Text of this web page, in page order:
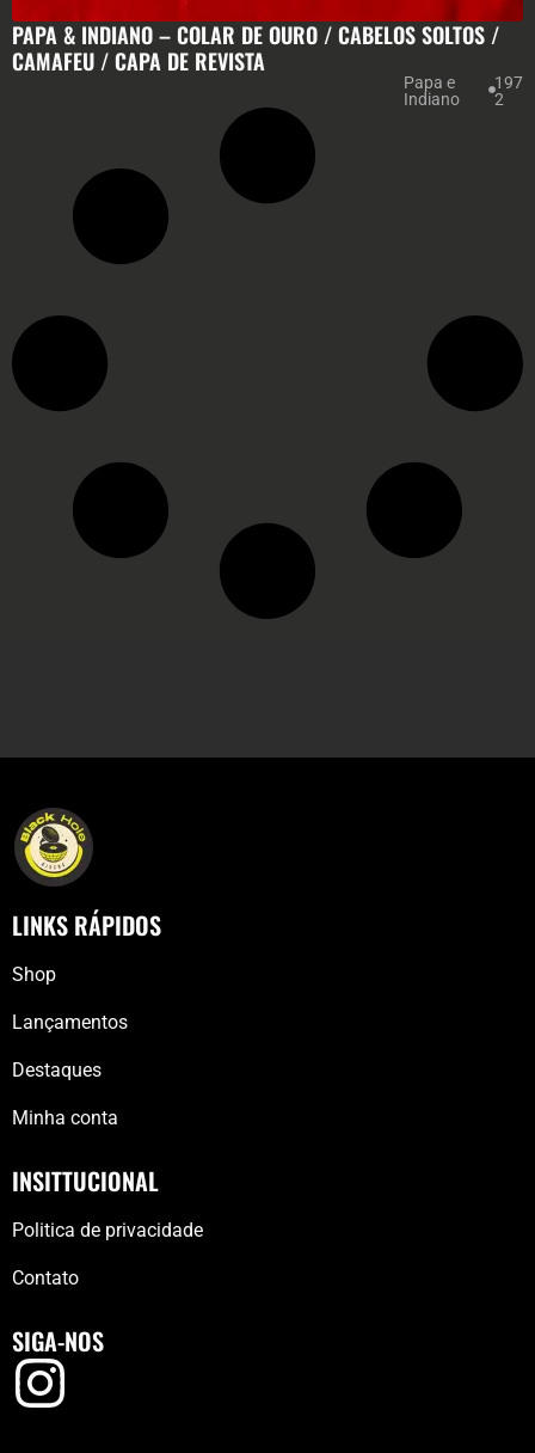
PAPA & INDIANO – COLAR DE OURO / CABELOS SOLTOS /
CAMAFEU / CAPA DE REVISTA
Papa e
Indiano
197
2
LINKS RÁPIDOS
Shop
Lançamentos
Destaques
Minha conta
INSITTUCIONAL
Politica de privacidade
Contato
SIGA-NOS